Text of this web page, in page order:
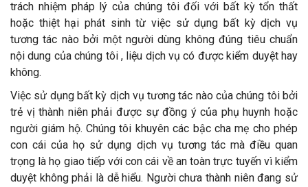
trách nhiệm pháp lý của chúng tôi đối với bất kỳ tổn thất
hoặc thiệt hại phát sinh từ việc sử dụng bất kỳ dịch vụ
tương tác nào bởi một người dùng không đúng tiêu chuẩn
nội dung của chúng tôi , liệu dịch vụ có được kiểm duyệt hay
không.
Việc sử dụng bất kỳ dịch vụ tương tác nào của chúng tôi bởi
trẻ vị thành niên phải được sự đồng ý của phụ huynh hoặc
người giám hộ. Chúng tôi khuyên các bậc cha mẹ cho phép
con cái của họ sử dụng dịch vụ tương tác mà điều quan
trọng là họ giao tiếp với con cái về an toàn trực tuyến vì kiểm
duyệt không phải là dễ hiểu. Người chưa thành niên đang sử